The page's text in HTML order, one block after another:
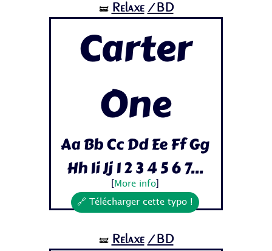
🝛 Relaxe /BD
Carter
One
Aa Bb Cc Dd Ee Ff Gg
Hh Ii Jj 1 2 3 4 5 6 7...
More info]
🔗 Télécharger cette typo !
🝛 Relaxe /BD